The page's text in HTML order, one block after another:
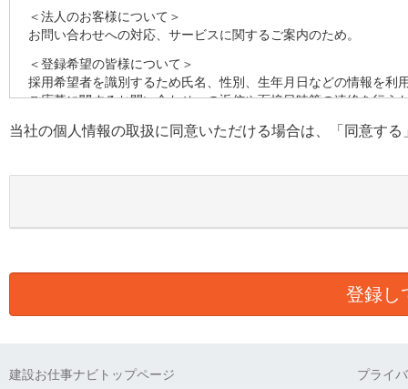
＜法人のお客様について＞
お問い合わせへの対応、サービスに関するご案内のため。
＜登録希望の皆様について＞
採用希望者を識別するため氏名、性別、生年月日などの情報を利
ご応募に関するお問い合わせへの返信や面接日時等の連絡を行
採用の検討のため健康状態、職務経歴、スキルシート、資格等の
E) 個人情報の取扱い業務の委託：
ります。この場合、個人情報を適切に取り扱っていると認めら
様の個人情報の漏洩防止に必要な事項を取決め、適切な管理を実
F) 個人情報提供の任意性：
G) 個人情報の開示請求について：
当社の個人情報の取扱に同意いただける場合は、「同意す
建設お仕事ナビトップページ プライ